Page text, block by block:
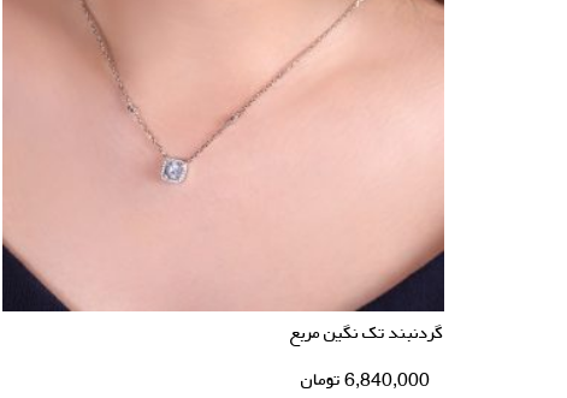
گردنبند تک نگین مربع
6,840,000تومان